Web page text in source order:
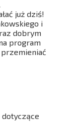
już dziś!
i
dobrym
program